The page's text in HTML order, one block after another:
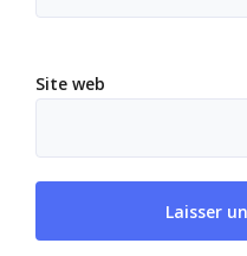
Site web